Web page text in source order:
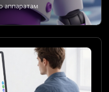
аппаратам